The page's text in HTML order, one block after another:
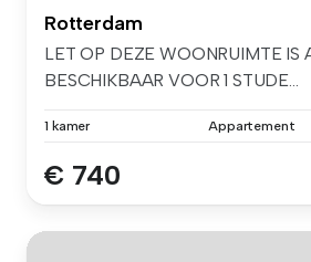
Rotterdam
LET OP DEZE WOONRUIMTE IS
BESCHIKBAAR VOOR 1 STUDE...
1 kamer Appartement
€ 740